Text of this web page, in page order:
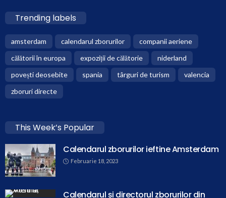
Trending labels
amsterdam calendarul zborurilor
companii aeriene
călătorii în europa
expoziții de călătorie
niderland
povești deosebite
spania târguri de turism
valencia
zboruri directe
This Week’s Popular
Calendarul zborurilor ieftine Amsterdam
Februarie 18, 2023
Calendarul și directorul zborurilor din